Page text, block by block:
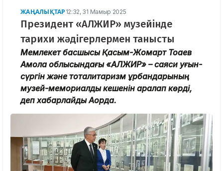
ЖАҢАЛЫҚТАР 12:32, 31 Мамыр 2025
Президент «АЛЖИР» музейінде
тарихи жәдігерлермен танысты
Мемлекет басшысы Қасым-Жомарт Тоқаев
Ақмола облысындағы «АЛЖИР» – саяси қуғын-
сүргін және тоталитаризм құрбандарының
музей-мемориалдық кешенін аралап көрді,
деп хабарлайды Ақорда.